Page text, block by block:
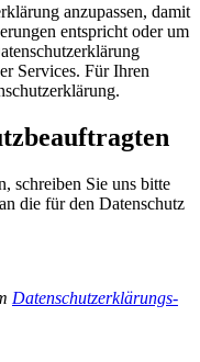
anzupassen, damit
entspricht oder um
Services. Für Ihren
schreiben Sie uns bitte
die für den Datenschutz
Datenschutzerklärungs-